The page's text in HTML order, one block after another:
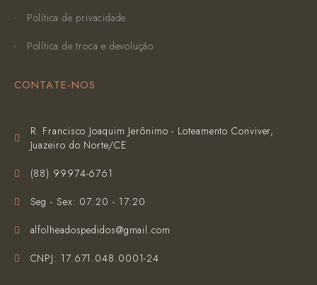
Política de privacidade
Política de troca e devolução
CONTATE-NOS
R. Francisco Joaquim Jerônimo - Loteamento Conviver,
Juazeiro do Norte/CE
(‪88) 99974-6761‬
Seg - Sex: 07:20 - 17:20
alfolheadospedidos@gmail.com
CNPJ: 17.671.048.0001-24